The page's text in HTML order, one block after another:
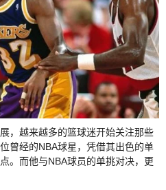
，越来越多的篮球迷开始关注那些
曾经的NBA球星，凭借其出色的单
。而他与NBA球员的单挑对决，更